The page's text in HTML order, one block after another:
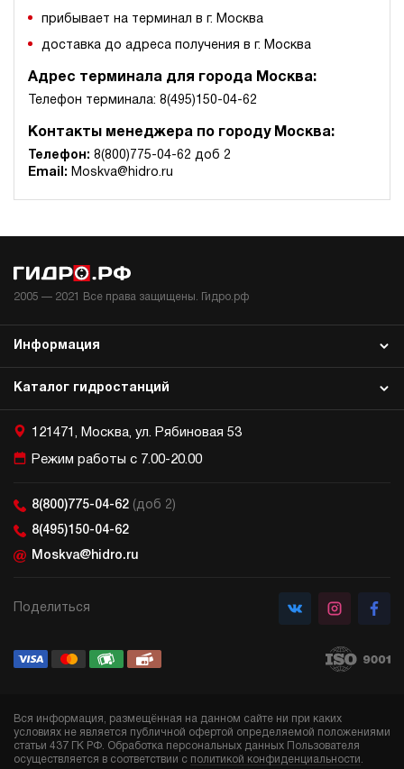
прибывает на терминал в г. Москва
доставка до адреса получения в г. Москва
Адрес терминала для города Москва:
Телефон терминала: 8(495)150-04-62
Контакты менеджера по городу Москва:
Телефон: 8(800)775-04-62 доб 2
Email: Moskva@hidro.ru
2005 — 2021 Все права защищены. Гидро.рф
Каталог гидростанций
Информация
121471, Москва, ул. Рябиновая 53
Режим работы с 7.00-20.00
8(800)775-04-62 (доб 2)
8(495)150-04-62
Moskva@hidro.ru
Поделиться
Вся информация, размещённая на данном сайте ни при каких
условиях не является публичной офертой определяемой положениями
статьи 437 ГК РФ. Обработка персональных данных Пользователя
осуществляется в соответствии с политикой конфиденциальности